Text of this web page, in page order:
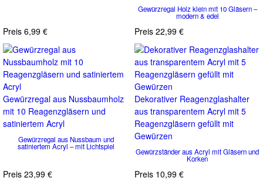
Preis 6,99 €
Gewürzregal Holz klein mit 10 Gläsern –
modern & edel
Preis 22,99 €
Gewürzregal aus Nussbaumholz
mit 10 Reagenzgläsern und
satiniertem Acryl
Gewürzregal aus Nussbaum und
satiniertem Acryl – mit Lichtspiel
Preis 23,99 €
Dekorativer Reagenzglashalter
aus transparentem Acryl mit 5
Reagenzgläsern gefüllt mit
Gewürzen
Gewürzständer aus Acryl mit Gläsern und
Korken
Preis 10,99 €